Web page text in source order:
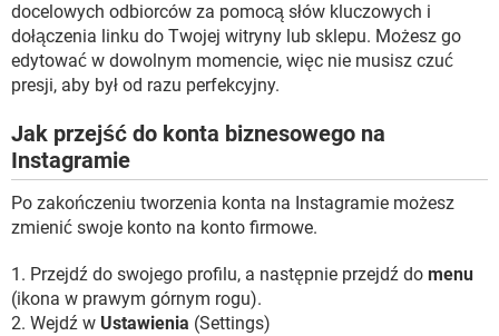
docelowych odbiorców za pomocą słów kluczowych i
dołączenia linku do Twojej witryny lub sklepu. Możesz go
edytować w dowolnym momencie, więc nie musisz czuć
presji, aby był od razu perfekcyjny.
Jak przejść do konta biznesowego na
Instagramie
Po zakończeniu tworzenia konta na Instagramie możesz
zmienić swoje konto na konto firmowe.
1. Przejdź do swojego profilu, a następnie przejdź do menu
(ikona w prawym górnym rogu).
2. Wejdź w Ustawienia (Settings)